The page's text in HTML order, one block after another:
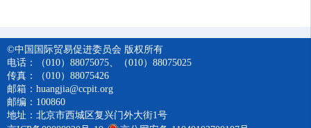
©中国国际贸易促进委员会 版权所有
电话：（010）88075075、（010）88075025
传真：（010）88075426
邮箱：huangjia@ccpit.org
邮编：100860
地址：北京市西城区复兴门外大街1号